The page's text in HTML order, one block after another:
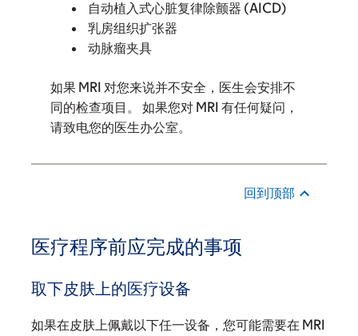
自动植入式心脏复律除颤器 (AICD)
乳房组织扩张器
动脉瘤夹具
如果 MRI 对您来说并不安全，医生会安排不
同的检查项目。 如果您对 MRI 有任何疑问，
请致电您的医生办公室。
回到顶部
医疗程序前应完成的事项
取下皮肤上的医疗设备
如果在皮肤上佩戴以下任一设备，您可能需要在 MRI